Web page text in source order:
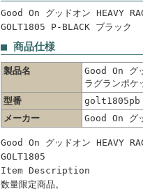
Good On グッドオン HEAVY
GOLT1805 P-BLACK ブラック
■ 商品仕様
製品名
Good On グ
ラグランポ
型番
golt1805pb
メーカー
Good On グ
Good On グッドオン HEAVY
GOLT1805
Item Description
数量限定商品。